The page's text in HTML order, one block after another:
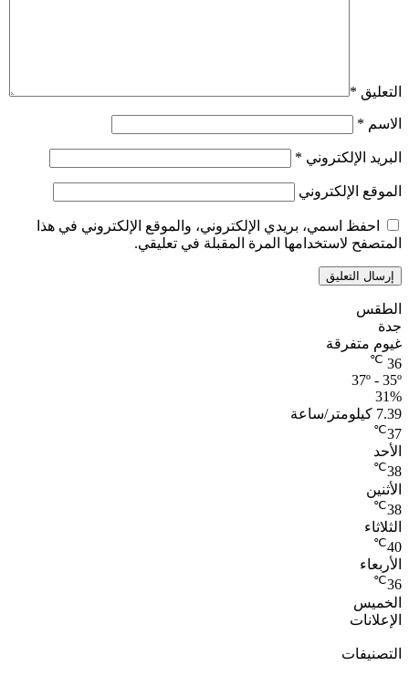
التعليق *
الاسم *
البريد الإلكتروني *
الموقع الإلكتروني
احفظ اسمي، بريدي الإلكتروني، والموقع الإلكتروني في هذا
المتصفح لاستخدامها المرة المقبلة في تعليقي.
الطقس
جدة
غيوم متفرقة
36
℃
37º - 35º
31%
7.39 كيلومتر/ساعة
37
℃
الأحد
38
℃
الأثنين
38
℃
الثلاثاء
40
℃
الأربعاء
36
℃
الخميس
الإعلانات
التصنيفات